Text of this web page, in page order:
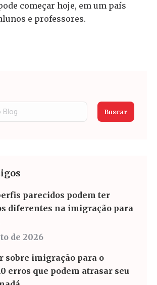
começar hoje, em um país
e professores.
Buscar
parecidos podem ter
diferentes na imigração para
de 2026
sobre imigração para o
erros que podem atrasar seu